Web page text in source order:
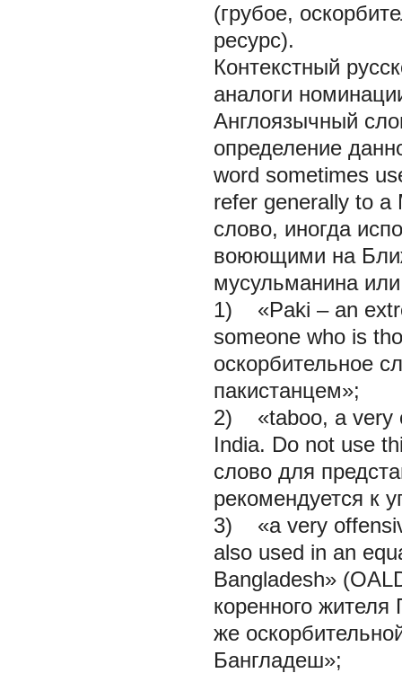
(грубое,
ресурс).
Контекстный
аналоги
Англоязычный
определение
word sometimes
refer generally to a
слово, иногда
воюющими на
мусульманина
1) «Paki – an
someone who is
оскорбительное
пакистанцем»;
2) «taboo, a very
India. Do not use
слово для
рекомендуется к
3) «a very
also used in an
Bangladesh»
коренного жителя
же
Бангладеш»;